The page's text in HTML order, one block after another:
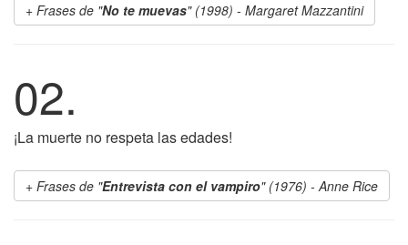
Frases de "No te muevas" (1998) - Margaret Mazzantini
02.
¡La muerte no respeta las edades!
Frases de "Entrevista con el vampiro" (1976) - Anne Rice